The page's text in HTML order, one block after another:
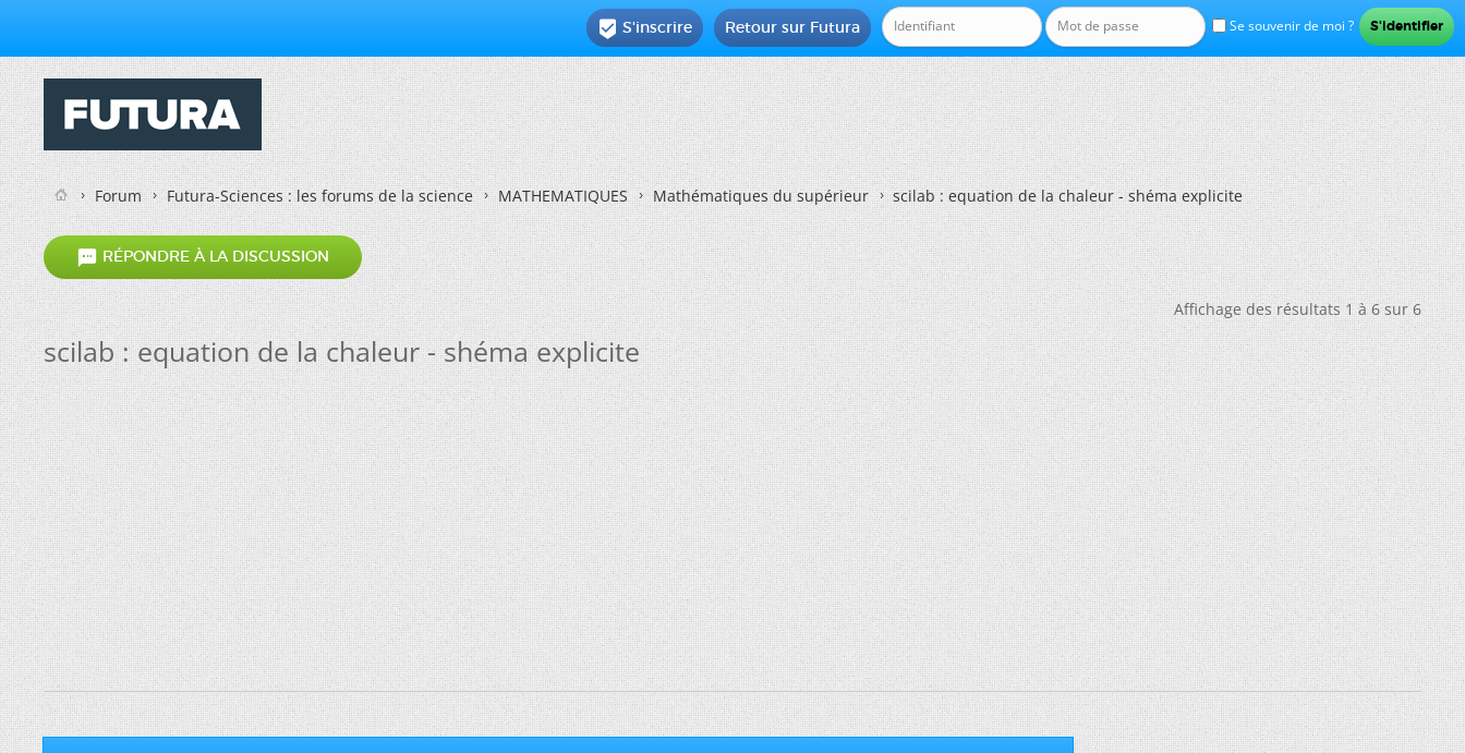
Se souvenir de moi ?
Retour sur Futura
 S'inscrire
Forum Futura-Sciences : les forums de la science MATHEMATIQUES Mathématiques du supérieur scilab : equation de la chaleur - shéma explicite
 RÉPONDRE À LA DISCUSSION
Affichage des résultats 1 à 6 sur 6
scilab : equation de la chaleur - shéma explicite